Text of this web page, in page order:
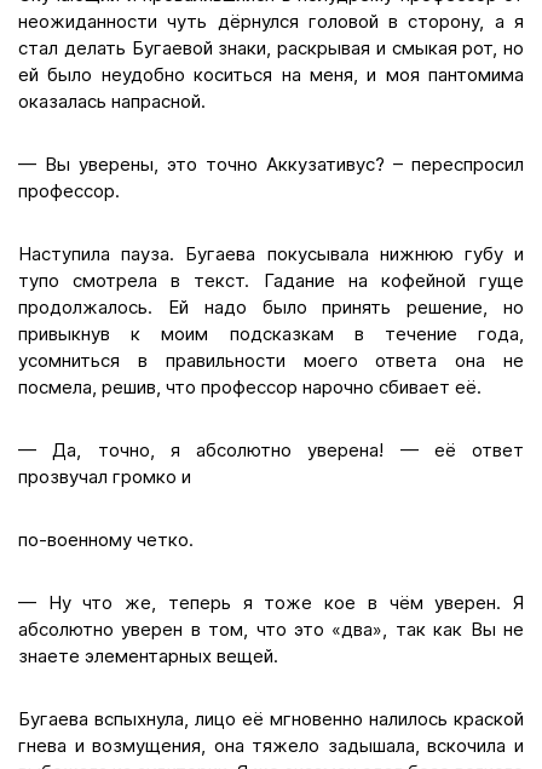
неожиданности чуть дёрнулся головой в сторону, а я
стал делать Бугаевой знаки, раскрывая и смыкая рот, но
ей было неудобно коситься на меня, и моя пантомима
оказалась напрасной.
— Вы уверены, это точно Аккузативус? – переспросил
профессор.
Наступила пауза. Бугаева покусывала нижнюю губу и
тупо смотрела в текст. Гадание на кофейной гуще
продолжалось. Ей надо было принять решение, но
привыкнув к моим подсказкам в течение года,
усомниться в правильности моего ответа она не
посмела, решив, что профессор нарочно сбивает её.
— Да, точно, я абсолютно уверена! — её ответ
прозвучал громко и
по-военному четко.
— Ну что же, теперь я тоже кое в чём уверен. Я
абсолютно уверен в том, что это «два», так как Вы не
знаете элементарных вещей.
Бугаева вспыхнула, лицо её мгновенно налилось краской
гнева и возмущения, она тяжело задышала, вскочила и